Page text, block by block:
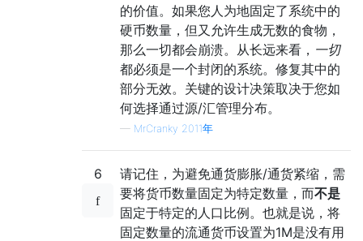
的价值。如果您人为地固定了系统中的
硬币数量，但又允许生成无数的食物，
那么一切都会崩溃。从长远来看， 一切
都必须是一个封闭的系统。修复其中的
部分无效。关键的设计决策取决于您如
何选择通过源/汇管理分布。
— MrCranky 2011年
6
请记住，为避免通货膨胀/通货紧缩，需
要将货币数量固定为特定数量，而不是
固定于特定的人口比例。也就是说，将
固定数量的流通货币设置为1M是没有用